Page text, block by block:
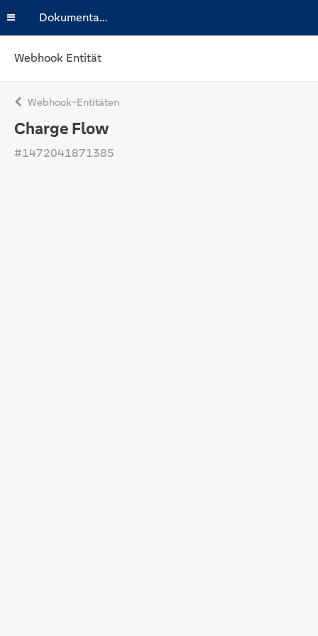
Dokumentation
Webhook Entität
Webhook-Entitäten
Charge Flow
#1472041871385